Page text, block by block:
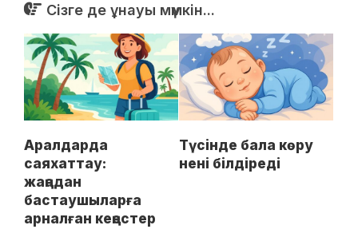
Сізге де ұнауы мүмкін...
Аралдарда
саяхаттау:
жаңадан
бастаушыларға
арналған кеңестер
Түсінде бала көру
нені білдіреді